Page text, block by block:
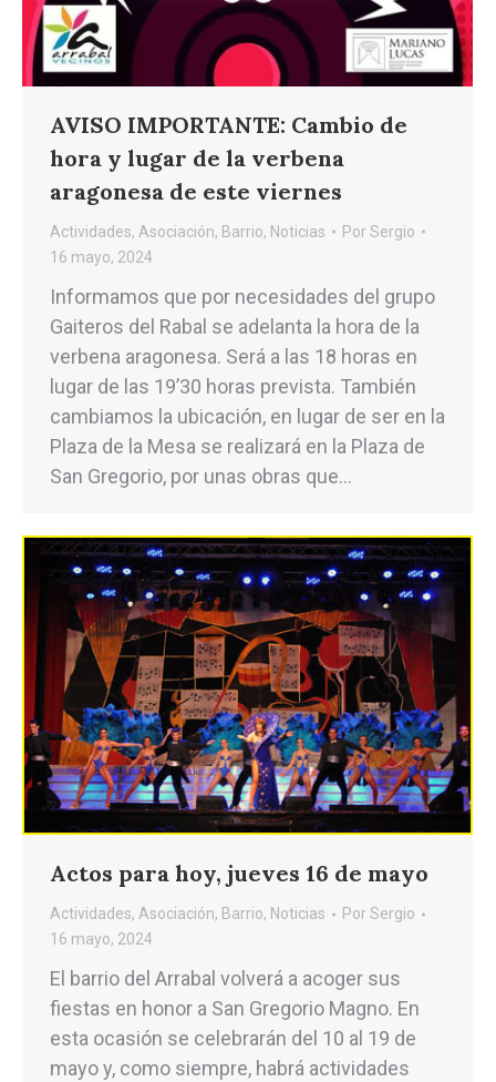
AVISO IMPORTANTE: Cambio de
hora y lugar de la verbena
aragonesa de este viernes
Actividades, Asociación, Barrio, Noticias PorSergio
16 mayo, 2024
Informamos que por necesidades del grupo
Gaiteros del Rabal se adelanta la hora de la
verbena aragonesa. Será a las 18 horas en
lugar de las 19’30 horas prevista. También
cambiamos la ubicación, en lugar de ser en la
Plaza de la Mesa se realizará en la Plaza de
San Gregorio, por unas obras que…
Actos para hoy, jueves 16 de mayo
Actividades, Asociación, Barrio, Noticias PorSergio
16 mayo, 2024
El barrio del Arrabal volverá a acoger sus
fiestas en honor a San Gregorio Magno. En
esta ocasión se celebrarán del 10 al 19 de
mayo y, como siempre, habrá actividades